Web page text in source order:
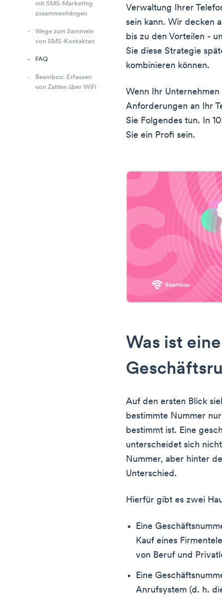
mit SMS-Marketing
zusammenhängen
Wege zum Sammeln
von SMS-Kontakten
FAQ
Beambox: Erfassen
von Zahlen über WiFi
Verwaltung Ihrer
sein kann. Wir decken
bis zu den Vorteilen -
Sie diese Strategie
kombinieren können.
Wenn Ihr
Anforderungen an Ihr
Sie Folgendes tun. In
Sie ein Profi sein.
Was ist eine
Auf den ersten Blick
bestimmte Nummer
bestimmt ist. Eine
unterscheidet sich
Nummer, aber hinter
Unterschied.
Hierfür gibt es zwei
Eine
Kauf eines
von Beruf und
Eine
Anrufsystem (d. h.